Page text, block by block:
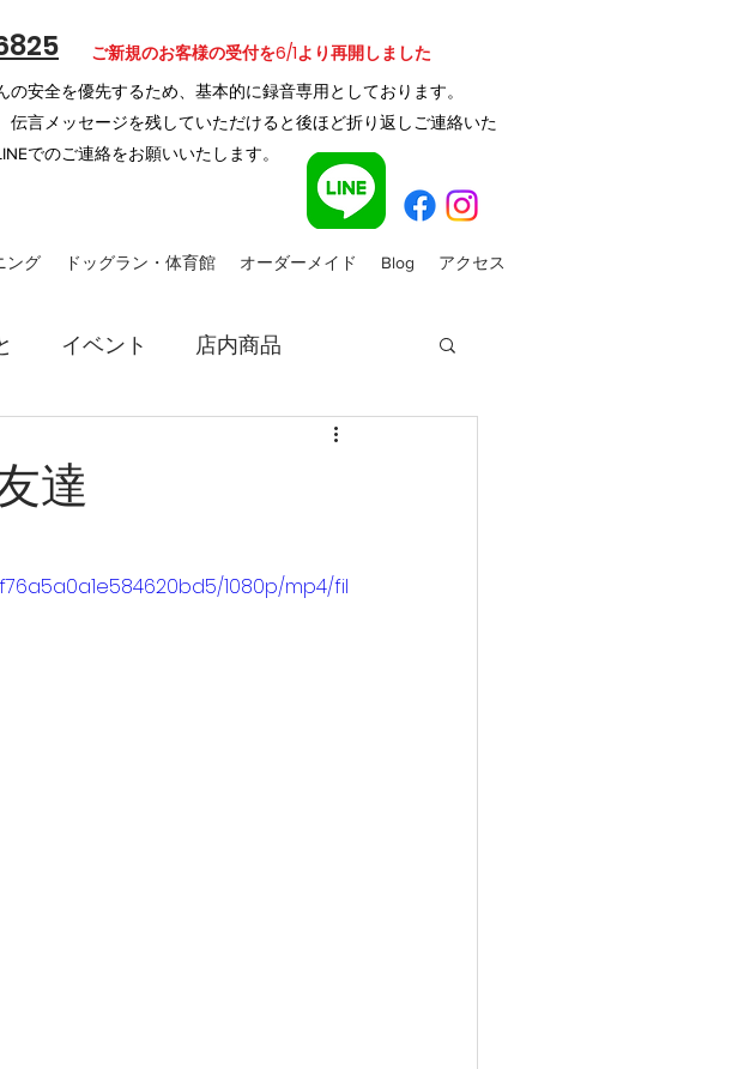
の安全を優先するため、基本的に録音専用と しております。
伝言メッセージを残していただけると後ほど折り返しご連絡いた
でのご連絡をお願いいたします。
​ご新規のお客様の受付を6/1より再開しました
ング ドッグラン・体育館 オーダーメイド Blog アクセス
イベント 店内商品
達
1080p/mp4/fil